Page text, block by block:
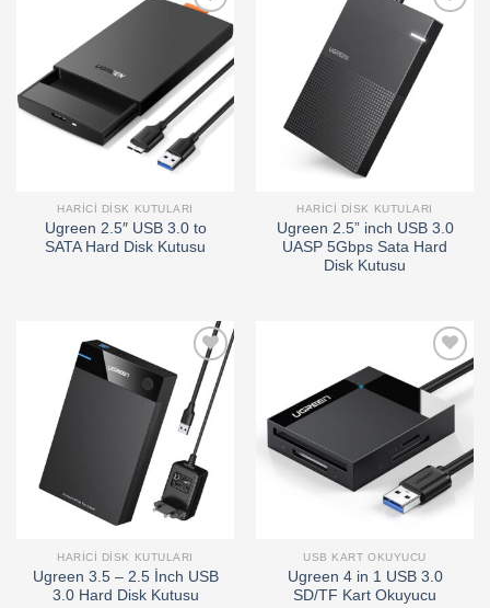
wishlist
HARICI DISK KUTULARI
Ugreen 2.5″ USB 3.0 to
SATA Hard Disk Kutusu
Add to
wishlist
HARICI DISK KUTULARI
Ugreen 2.5” inch USB 3.0
UASP 5Gbps Sata Hard
Disk Kutusu
Add to
wishlist
HARICI DISK KUTULARI
Ugreen 3.5 – 2.5 İnch USB
3.0 Hard Disk Kutusu
Add to
wishlist
USB KART OKUYUCU
Ugreen 4 in 1 USB 3.0
SD/TF Kart Okuyucu